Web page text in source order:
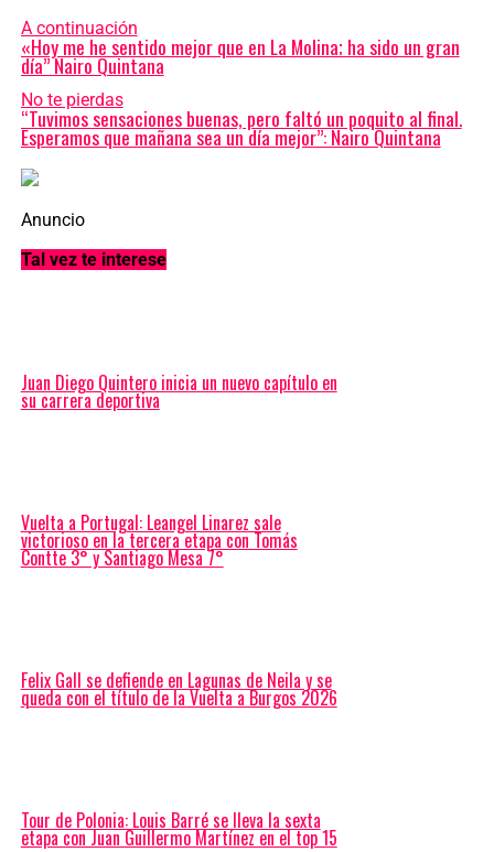
A continuación
«Hoy me he sentido mejor que en La Molina; ha sido un gran
día” Nairo Quintana
No te pierdas
“Tuvimos sensaciones buenas, pero faltó un poquito al final.
Esperamos que mañana sea un día mejor”: Nairo Quintana
Anuncio
Tal vez te interese
Juan Diego Quintero inicia un nuevo capítulo en
su carrera deportiva
Vuelta a Portugal: Leangel Linarez sale
victorioso en la tercera etapa con Tomás
Contte 3° y Santiago Mesa 7°
Felix Gall se defiende en Lagunas de Neila y se
queda con el título de la Vuelta a Burgos 2026
Tour de Polonia: Louis Barré se lleva la sexta
etapa con Juan Guillermo Martínez en el top 15